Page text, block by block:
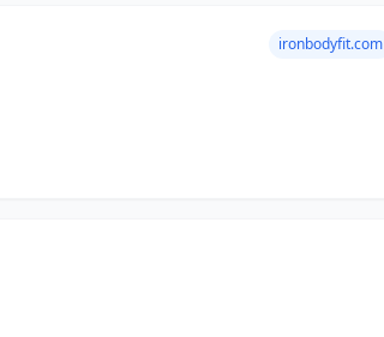
ironbodyfit.com